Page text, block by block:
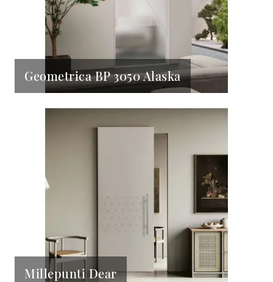
Geometrica BP 3050 Alaska
Millepunti Dear